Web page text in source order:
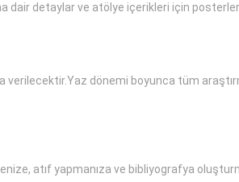
dair detaylar ve atölye içerikleri için
verilecektir.Yaz dönemi boyunca tüm
atıf yapmanıza ve bibliyografya